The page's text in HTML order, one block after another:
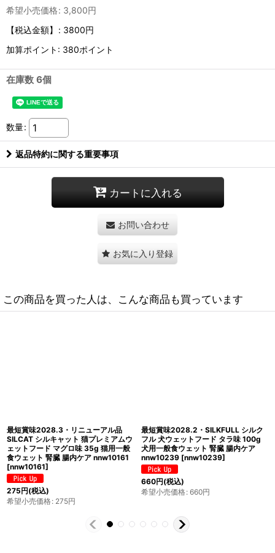
希望小売価格: 3,800円
【税込金額】
: 3800円
加算ポイント: 380ポイント
在庫数 6個
数量:
返品特約に関する重要事項
カートに入れる
お問い合わせ
お気に入り登録
この商品を買った人は、こんな商品も買っています
最短賞味2028.3・リニューアル品
SILCAT シルキャット 猫プレミアムウ
ェットフード チキン味 35g×12個セ
ット 猫用一般食ウェット 腎臓 腸内ケ
ア nnw10215
3,300円(税込)
希望小売価格: 3,300
NEW 最短賞味2028.5・SILCAT シル
キャット 猫用しるるんピューレ ヤギ
ミルク10g×4本 猫用一般食ウェット
腎臓 腸内ケア nnw10468
[nnw10468
770円(税込)